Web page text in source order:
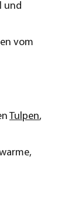
und
vom
Tulpen,